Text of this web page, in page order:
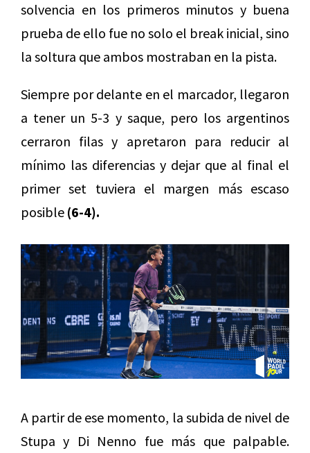
solvencia en los primeros minutos y buena
prueba de ello fue no solo el break inicial, sino
la soltura que ambos mostraban en la pista.
Siempre por delante en el marcador, llegaron
a tener un 5-3 y saque, pero los argentinos
cerraron filas y apretaron para reducir al
mínimo las diferencias y dejar que al final el
primer set tuviera el margen más escaso
posible (6-4).
A partir de ese momento, la subida de nivel de
Stupa y Di Nenno fue más que palpable.